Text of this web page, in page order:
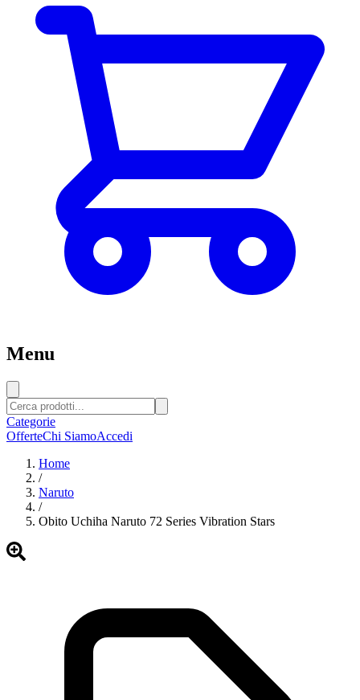
Menu
Categorie
OfferteChi SiamoAccedi
Home
/
Naruto
/
Obito Uchiha Naruto 72 Series Vibration Stars